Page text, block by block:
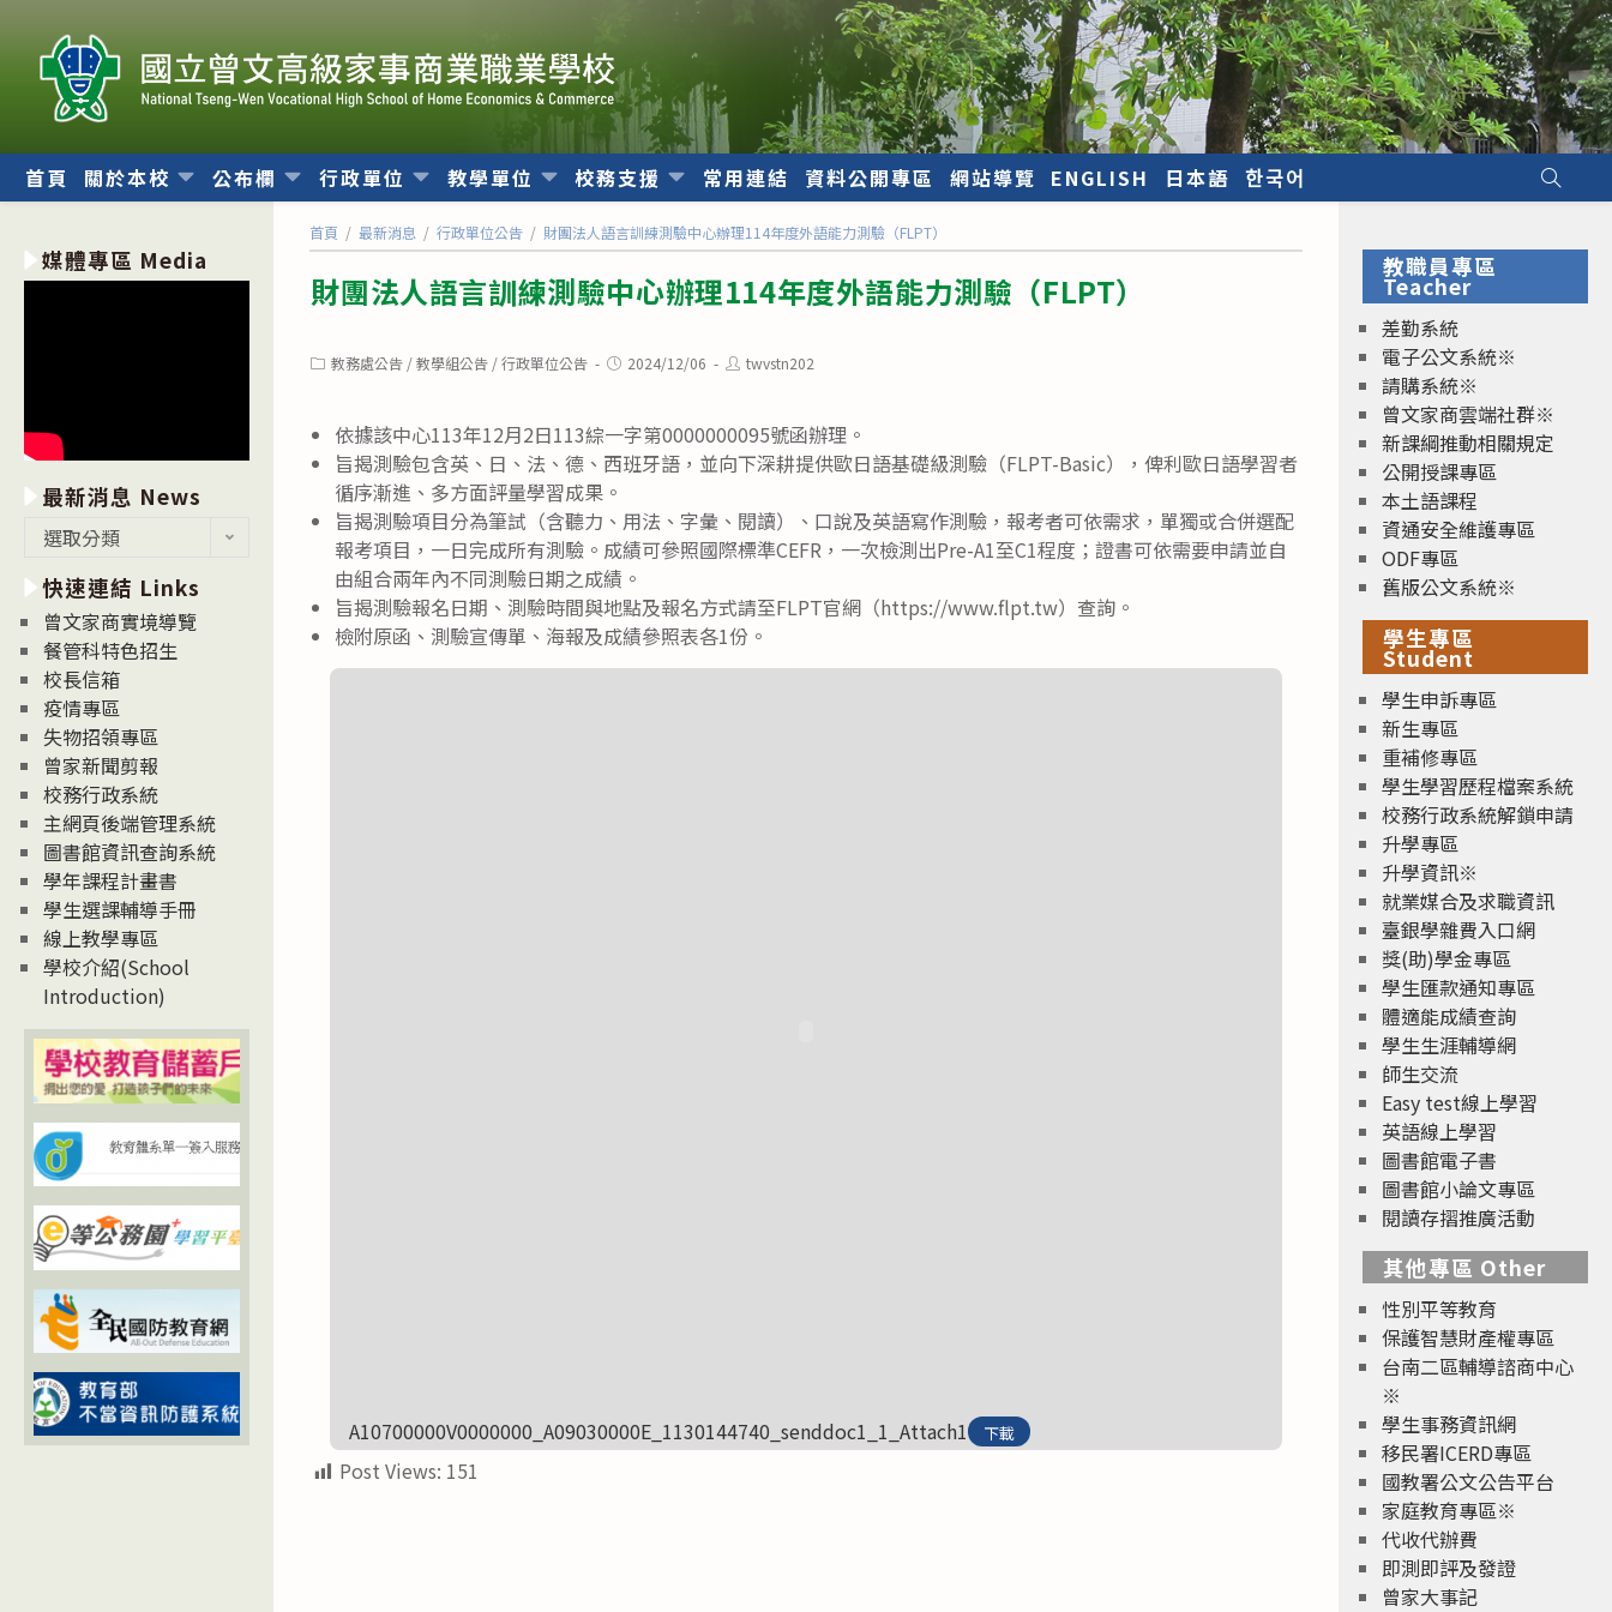
內
首頁 關於本校 公布欄 行政單位 教學單位 校務支援 常用連結 資料公開專區 網站導覽 ENGLISH 日本語 한국어
首頁 / 最新消息 / 行政單位公告 / 財團法人語言訓練測驗中心辦理114年度外語能力測驗（FLPT）
財團法人語言訓練測驗中心辦理114年度外語能力測驗（FLPT）
Post教務處公告 / 教學組公告 / 行政單位公告
Post2024/12/06
Posttwvstn202
依據該中心113年12月2日113綜一字第0000000095號函辦理。
旨揭測驗包含英、日、法、德、西班牙語，並向下深耕提供歐日語基礎級測驗（FLPT-Basic），俾利歐日語學習者
循序漸進、多方面評量學習成果。
旨揭測驗項目分為筆試（含聽力、用法、字彙、閱讀）、口說及英語寫作測驗，報考者可依需求，單獨或合併選配
報考項目，一日完成所有測驗。成績可參照國際標準CEFR，一次檢測出Pre-A1至C1程度；證書可依需要申請並自
由組合兩年內不同測驗日期之成績。
旨揭測驗報名日期、測驗時間與地點及報名方式請至FLPT官網（https://www.flpt.tw）查詢。
檢附原函、測驗宣傳單、海報及成績參照表各1份。
A10700000V0000000_A09030000E_1130144740_senddoc1_1_Attach1 下載
Post Views: 151
媒體專區 Media
最新消息 News
消
息
News
選取分類
快速連結 Links
曾文家商實境導覽
餐管科特色招生
校長信箱
疫情專區
失物招領專區
曾家新聞剪報
校務行政系統
主網頁後端管理系統
圖書館資訊查詢系統
學年課程計畫書
學生選課輔導手冊
線上教學專區
學校介紹(School
Introduction)
教職員專區
Teacher
差勤系統
電子公文系統※
請購系統※
曾文家商雲端社群※
新課綱推動相關規定
公開授課專區
本土語課程
資通安全維護專區
ODF專區
舊版公文系統※
學生專區
Student
學生申訴專區
新生專區
重補修專區
學生學習歷程檔案系統
校務行政系統解鎖申請
升學專區
升學資訊※
就業媒合及求職資訊
臺銀學雜費入口網
獎(助)學金專區
學生匯款通知專區
體適能成績查詢
學生生涯輔導網
師生交流
Easy test線上學習
英語線上學習
圖書館電子書
圖書館小論文專區
閱讀存摺推廣活動
其他專區 Other
性別平等教育
保護智慧財產權專區
台南二區輔導諮商中心
※
學生事務資訊網
移民署ICERD專區
國教署公文公告平台
家庭教育專區※
代收代辦費
即測即評及發證
曾家大事記